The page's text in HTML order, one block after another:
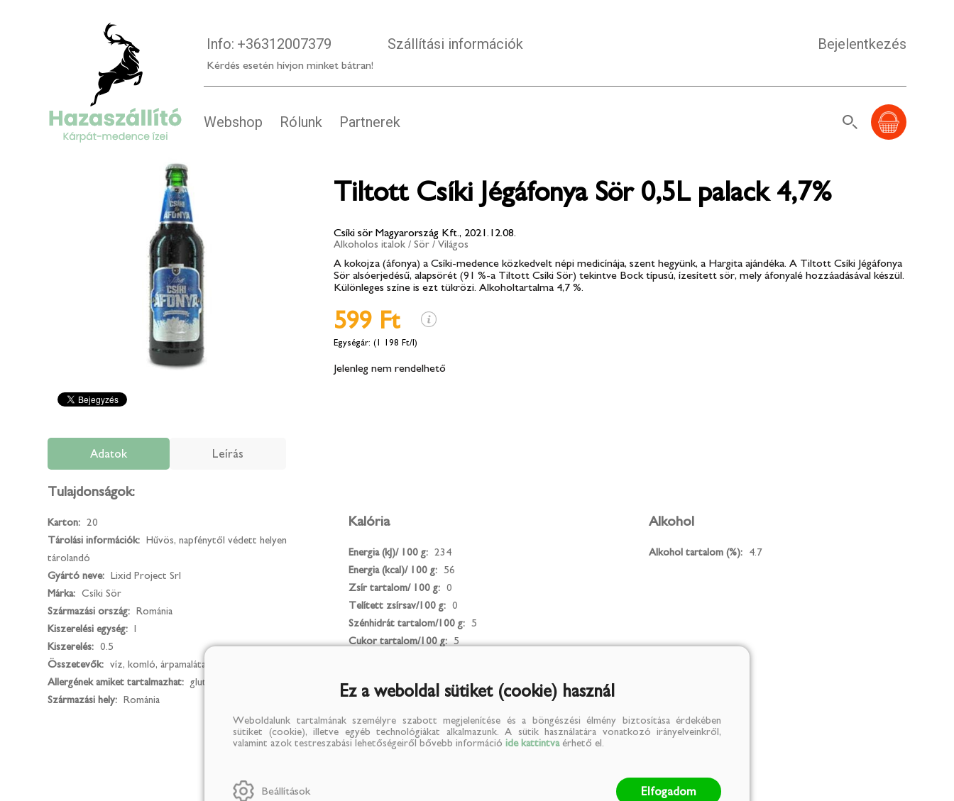
Info: +36312007379
Kérdés esetén hívjon minket bátran!
Szállítási információk Bejelentkezés
Webshop Rólunk Partnerek
Tiltott Csíki Jégáfonya Sör 0,5L palack 4,7%
Csíki sör Magyarország Kft., 2021.12.08.
Alkoholos italok / Sör / Világos
A kokojza (áfonya) a Csíki-medence közkedvelt népi medicínája, szent hegyünk, a Hargita ajándéka. A Tiltott Csíki Jégáfonya
Sör alsóerjedésű, alapsörét (91 %-a Tiltott Csíki Sör) tekintve Bock típusú, ízesített sör, mely áfonyalé hozzáadásával készül.
Különleges színe is ezt tükrözi. Alkoholtartalma 4,7 %.
599 Ft
(1 198 Ft/l)
Jelenleg nem rendelhető
Adatok Leírás
Tulajdonságok:
Karton:
20
Tárolási információk:
Hűvös, napfénytől védett helyen
tárolandó
Gyártó neve:
Lixid Project Srl
Márka:
Csíki Sör
Származási ország:
Románia
Kiszerelési egység:
l
Kiszerelés:
0.5
Összetevők:
víz, komló, árpamaláta , áfonyás üdítőital
Allergének amiket tartalmazhat:
glutén
Származási hely:
Románia
Kalória
Energia (kJ)/ 100 g: 234
Energia (kcal)/ 100 g: 56
Zsír tartalom/ 100 g: 0
Telített zsírsav/100 g: 0
Szénhidrát tartalom/100 g: 5
Cukor tartalom/100 g: 5
Alkohol
Alkohol tartalom (%): 4.7
Ez a weboldal sütiket (cookie) használ
Weboldalunk tartalmának személyre szabott megjelenítése és a böngészési élmény biztosítása érdekében
sütiket (cookie), illetve egyéb technológiákat alkalmazunk. A sütik használatára vonatkozó irányelveinkről,
valamint azok testreszabási lehetőségeiről bővebb információ ide kattintvaérhető el.
Beállítások Elfogadom